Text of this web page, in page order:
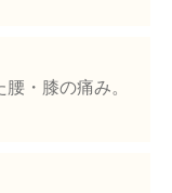
・膝の痛み。